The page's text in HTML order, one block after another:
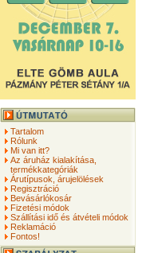
Tartalom
Rólunk
Mi van itt?
Az áruház kialakítása,
termékkategóriák
Árutípusok, árujelölések
Regisztráció
Bevásárlókosár
Fizetési módok
Szállítási idő és átvételi módok
Reklamáció
Fontos!